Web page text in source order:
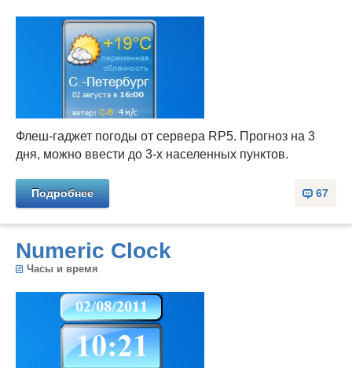
Флеш-гаджет погоды от сервера RP5. Прогноз на 3
дня, можно ввести до 3-х населенных пунктов.
67
Подробнее
Numeric Clock
Часы и время